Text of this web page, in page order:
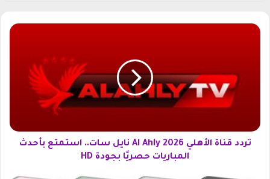
ت
ا
تردد قناة الأهلي Al Ahly 2026 نايل سات.. استمتع بأحدث
المباريات حصريًا بجودة HD